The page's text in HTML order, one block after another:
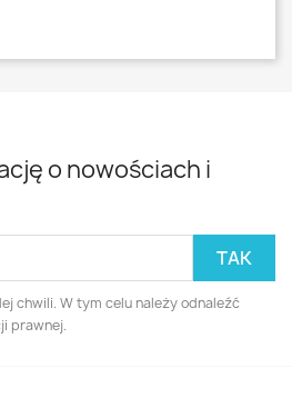
o nowościach i
chwili. W tym celu należy odnaleźć
prawnej.